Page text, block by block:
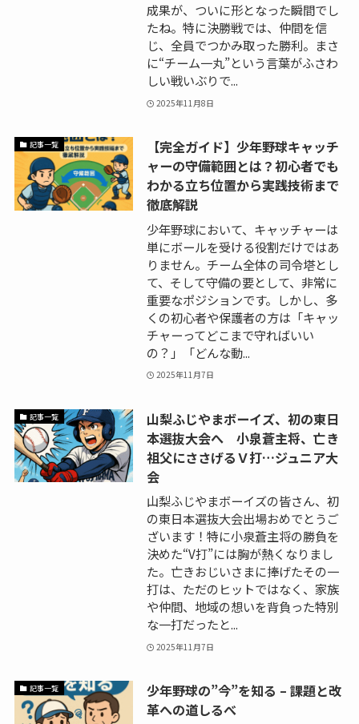
成果が、ついに形となった瞬間でし
たね。特に決勝戦では、仲間を信
じ、全員でつかみ取った勝利。まさ
に“チーム一丸”という言葉がふさわ
しい戦いぶりで...
2025年11月8日
記事一覧
【完全ガイド】少年野球キャッチ
ャーの守備範囲とは？初心者でも
わかる立ち位置から実践技術まで
徹底解説
少年野球において、キャッチャーは
単にボールを受ける役割だけではあ
りません。チーム全体の司令塔とし
て、そして守備の要として、非常に
重要なポジションです。しかし、多
くの初心者や保護者の方は「キャッ
チャーってどこまで守ればいい
の？」「どんな動...
2025年11月7日
記事一覧
山梨ふじやまボーイズ、初の東日
本選抜大会へ 小泉蒼主将、亡き
祖父にささげるＶ打…ジュニア大
会
山梨ふじやまボーイズの皆さん、初
の東日本選抜大会出場おめでとうご
ざいます！特に小泉蒼主将の勝負を
決めた“V打”には胸が熱くなりまし
た。亡きおじいさまに捧げたその一
打は、ただのヒットではなく、家族
や仲間、地域の想いを背負った特別
な一打だったと...
2025年11月7日
記事一覧
少年野球の”今”を知る – 課題と改
革への道しるべ